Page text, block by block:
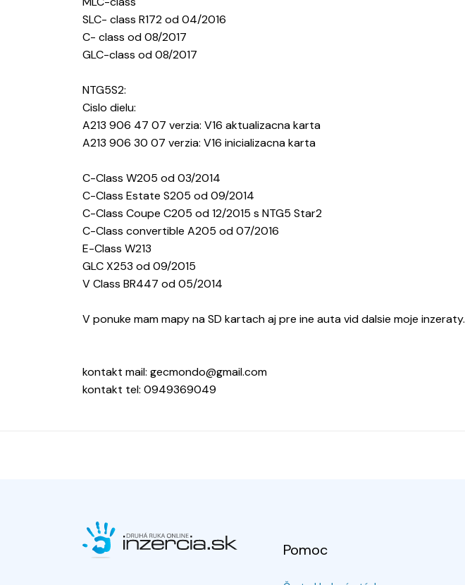
SLC- class R172 od 04/2016
C- class od 08/2017
GLC-class od 08/2017
NTG5S2:
Cislo dielu:
A213 906 47 07 verzia: V16 aktualizacna karta
A213 906 30 07 verzia: V16 inicializacna karta
C-Class W205 od 03/2014
C-Class Estate S205 od 09/2014
C-Class Coupe C205 od 12/2015 s NTG5 Star2
C-Class convertible A205 od 07/2016
E-Class W213
GLC X253 od 09/2015
V Class BR447 od 05/2014
V ponuke mam mapy na SD kartach aj pre ine auta vid dalsie moje inzeraty.
kontakt mail: gecmondo@gmail.com
kontakt tel: 0949369049
Pomoc